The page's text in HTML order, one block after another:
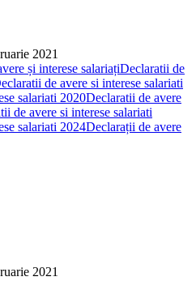
2021
și interese salariațiDeclaratii de
de avere si interese salariati
salariati 2020Declaratii de avere
de avere si interese salariati
salariati 2024Declarații de avere
2021